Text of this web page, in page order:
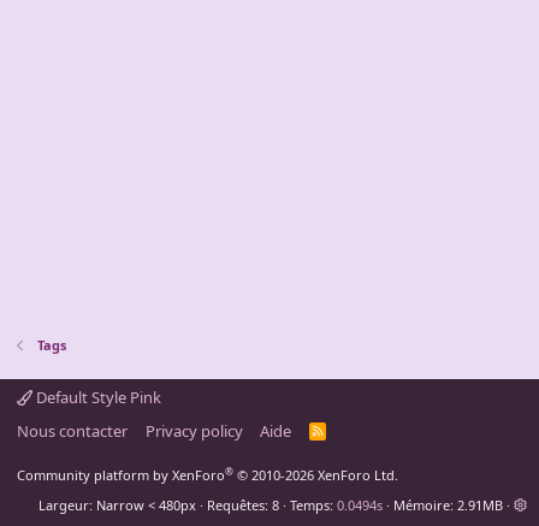
Tags
Default Style Pink
Nous contacter
Privacy policy Aide
R
Community platform by XenForo® © 2010-2026 XenForo Ltd.
Largeur
Requêtes 8 Temps 0.0494s Mémoire 2.91MB